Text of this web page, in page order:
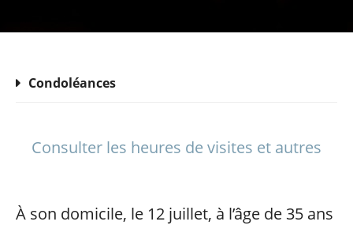
Condoléances
Consulter les heures de visites et autres
À son domicile, le 12 juillet, à l’âge de 35 ans